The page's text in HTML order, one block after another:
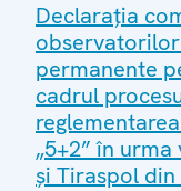
Declarația
permanente
cadrul
„5+2” în
și Tiraspol din